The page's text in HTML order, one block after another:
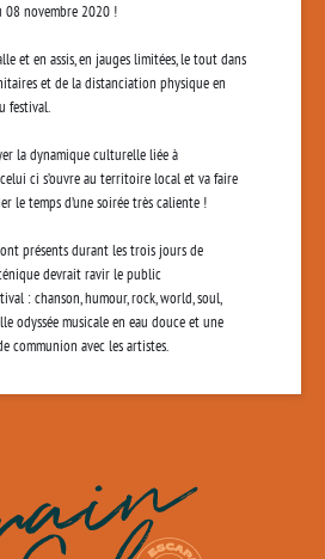
08 novembre 2020 !
et en assis, en jauges limitées, le tout dans
et de la distanciation physique en
festival.
la dynamique culturelle liée à
ci s’ouvre au territoire local et va faire
le temps d’une soirée très caliente !
présents durant les trois jours de
devrait ravir le public
: chanson, humour, rock, world, soul,
odyssée musicale en eau douce et une
communion avec les artistes.